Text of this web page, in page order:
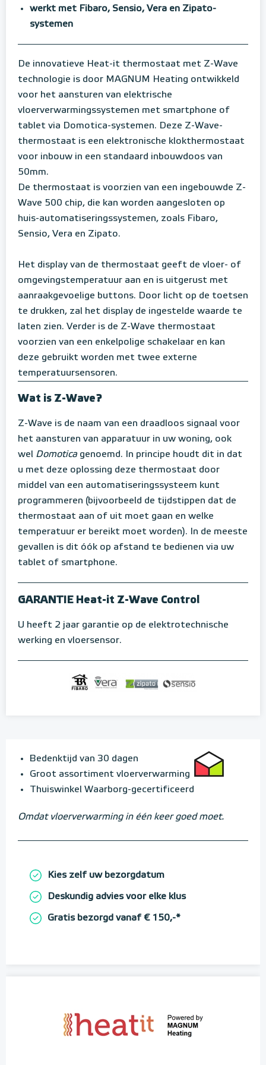
werkt met Fibaro, Sensio, Vera en Zipato-
systemen
De innovatieve Heat-it thermostaat met Z-Wave
technologie is door MAGNUM Heating ontwikkeld
voor het aansturen van elektrische
vloerverwarmingssystemen met smartphone of
tablet via Domotica-systemen. Deze Z-Wave-
thermostaat is een elektronische klokthermostaat
voor inbouw in een standaard inbouwdoos van
50mm.
De thermostaat is voorzien van een ingebouwde Z-
Wave 500 chip, die kan worden aangesloten op
huis-automatiseringssystemen, zoals Fibaro,
Sensio, Vera en Zipato.
Het display van de thermostaat geeft de vloer- of
omgevingstemperatuur aan en is uitgerust met
aanraakgevoelige buttons. Door licht op de toetsen
te drukken, zal het display de ingestelde waarde te
laten zien. Verder is de Z-Wave thermostaat
voorzien van een enkelpolige schakelaar en kan
deze gebruikt worden met twee externe
temperatuursensoren.
Wat is Z-Wave?
Z-Wave is de naam van een draadloos signaal voor
het aansturen van apparatuur in uw woning, ook
wel Domotica genoemd. In principe houdt dit in dat
u met deze oplossing deze thermostaat door
middel van een automatiseringssysteem kunt
programmeren (bijvoorbeeld de tijdstippen dat de
thermostaat aan of uit moet gaan en welke
temperatuur er bereikt moet worden). In de meeste
gevallen is dit óók op afstand te bedienen via uw
tablet of smartphone.
GARANTIE Heat-it Z-Wave Control
U heeft 2 jaar garantie op de elektrotechnische
werking en vloersensor.
Bedenktijd van 30 dagen
Groot assortiment vloerverwarming
Thuiswinkel Waarborg-gecertificeerd
Omdat vloerverwarming in één keer goed moet.
Kies zelf uw bezorgdatum
Deskundig advies voor elke klus
Gratis bezorgd vanaf € 150,-*